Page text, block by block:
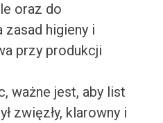
oraz do
higieny i
przy produkcji
ważne jest, aby list
zwięzły, klarowny i